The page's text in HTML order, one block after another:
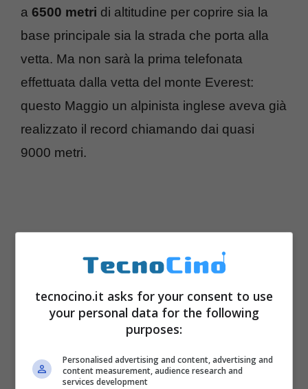
a 6500 metri di altitudine per coprire sia la
base principale sia la strada che porta alla
vetta. Ma non sarà la prima telefonata
effettuata dalla vetta del monte Everest:
questo Maggio un alpinista inglese aveva già
realizzato il record chiamando dai quasi
9000 metri.
tecnocino.it asks for your consent to use
your personal data for the following
purposes:
Personalised advertising and content, advertising and
content measurement, audience research and
services development